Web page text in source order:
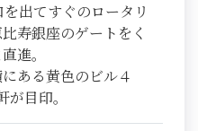
出てすぐのロータリ
寿銀座のゲートをく
進。
ある黄色のビル４
目印。